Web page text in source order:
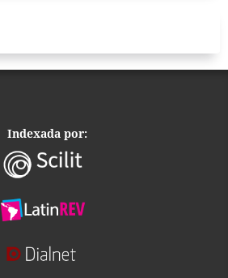
Indexada por: